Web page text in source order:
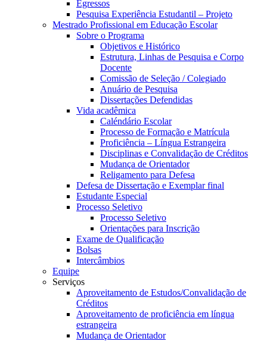
Egressos
Pesquisa Experiência Estudantil – Projeto
Mestrado Profissional em Educação Escolar
Sobre o Programa
Objetivos e Histórico
Estrutura, Linhas de Pesquisa e Corpo
Docente
Comissão de Seleção / Colegiado
Anuário de Pesquisa
Dissertações Defendidas
Vida acadêmica
Caléndário Escolar
Processo de Formação e Matrícula
Proficiência – Língua Estrangeira
Disciplinas e Convalidação de Créditos
Mudança de Orientador
Religamento para Defesa
Defesa de Dissertação e Exemplar final
Estudante Especial
Processo Seletivo
Processo Seletivo
Orientações para Inscrição
Exame de Qualificação
Bolsas
Intercâmbios
Equipe
Serviços
Aproveitamento de Estudos/Convalidação de
Créditos
Aproveitamento de proficiência em língua
estrangeira
Mudança de Orientador